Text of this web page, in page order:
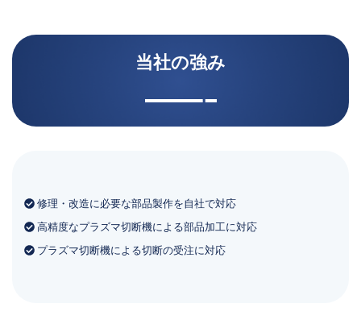
当社の強み
修理・改造に必要な部品製作を自社で対応
高精度なプラズマ切断機による部品加工に対応
プラズマ切断機による切断の受注に対応